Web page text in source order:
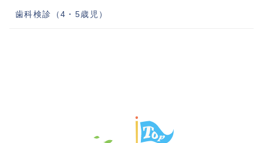
歯科検診（4・5歳児）